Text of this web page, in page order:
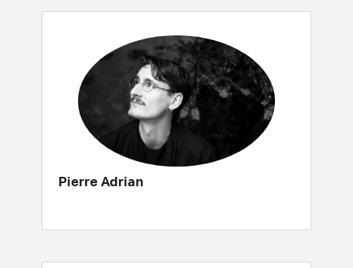
Pierre Adrian